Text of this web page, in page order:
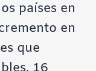
países en
en
que